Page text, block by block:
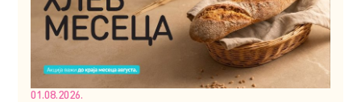
01.08.2026.